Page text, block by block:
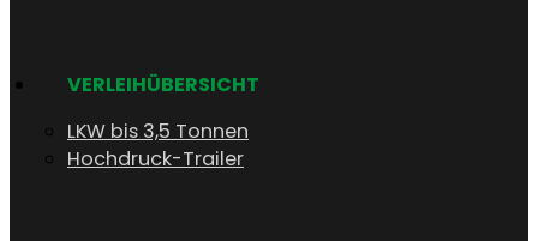
VERLEIHÜBERSICHT
LKW bis 3,5 Tonnen
Hochdruck-Trailer